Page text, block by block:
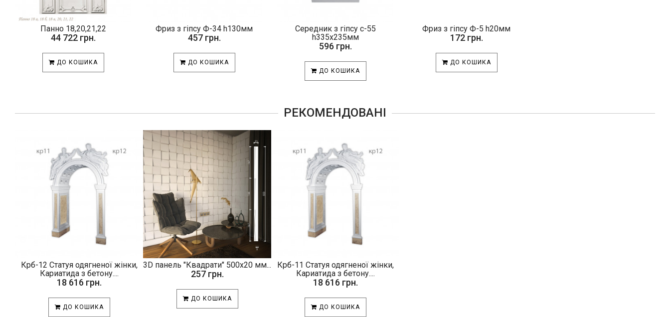
Панно 18,20,21,22
44 722 грн.
ДО КОШИКА
Фриз з гіпсу Ф-34 h130мм
457 грн.
ДО КОШИКА
Середник з гіпсу с-55
h335х235мм
596 грн.
ДО КОШИКА
Фриз з гіпсу Ф-5 h20мм
172 грн.
ДО КОШИКА
РЕКОМЕНДОВАНІ
Крб-12 Статуя одягненої жінки,
Кариатида з бетону....
18 616 грн.
ДО КОШИКА
3D панель "Квадрати" 500х20 мм...
257 грн.
ДО КОШИКА
Крб-11 Статуя одягненої жінки,
Кариатида з бетону....
18 616 грн.
ДО КОШИКА